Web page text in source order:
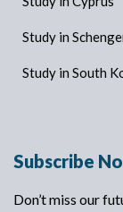
Study in
Study in South
Subscribe
Don’t miss our